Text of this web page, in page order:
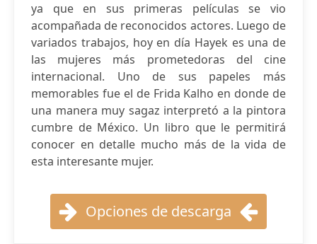
ya que en sus primeras películas se vio
acompañada de reconocidos actores. Luego de
variados trabajos, hoy en día Hayek es una de
las mujeres más prometedoras del cine
internacional. Uno de sus papeles más
memorables fue el de Frida Kalho en donde de
una manera muy sagaz interpretó a la pintora
cumbre de México. Un libro que le permitirá
conocer en detalle mucho más de la vida de
esta interesante mujer.
Opciones de descarga